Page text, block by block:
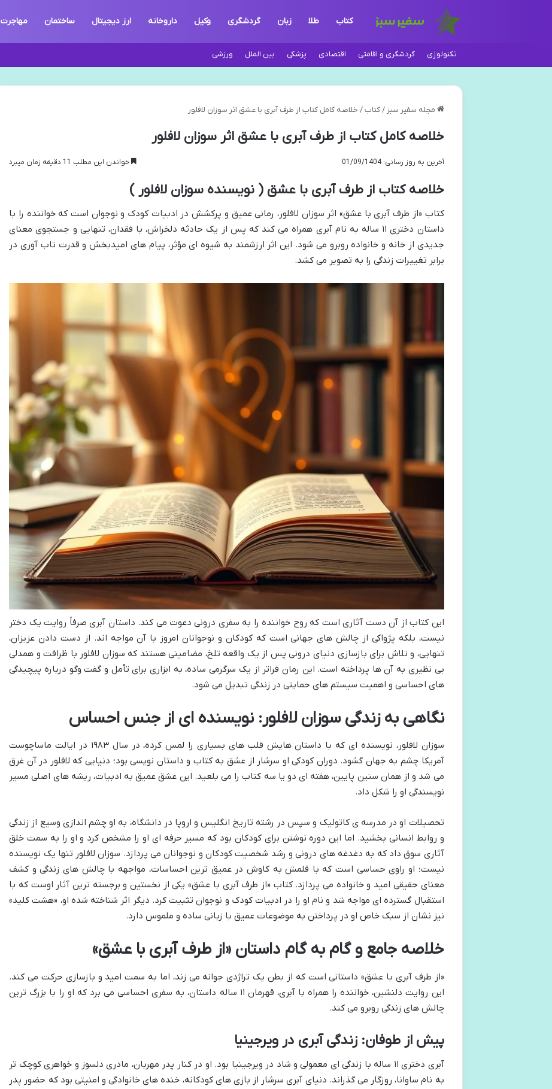
کتاب طلا زبان گردشگری وکیل داروخانه ارز دیجیتال ساختمان مهاجرت
تکنولوژی گردشگری و اقامتی اقتصادی پزشکی بین الملل ورزشی
مجله سفیر سبز / کتاب / خلاصه کامل کتاب از طرف آبری با عشق اثر سوزان لافلور
خلاصه کامل کتاب از طرف آبری با عشق اثر سوزان لافلور
آخرین به روز رسانی: 01/09/1404 خواندن این مطلب 11 دقیقه زمان میبرد
خلاصه کتاب از طرف آبری با عشق ( نویسنده سوزان لافلور )
کتاب «از طرف آبری با عشق» اثر سوزان لافلور، رمانی عمیق و پرکشش در ادبیات کودک و نوجوان است که خواننده را با
داستان دختری ۱۱ ساله به نام آبری همراه می کند که پس از یک حادثه دلخراش، با فقدان، تنهایی و جستجوی معنای
جدیدی از خانه و خانواده روبرو می شود. این اثر ارزشمند به شیوه ای مؤثر، پیام های امیدبخش و قدرت تاب آوری در
برابر تغییرات زندگی را به تصویر می کشد.
این کتاب از آن دست آثاری است که روح خواننده را به سفری درونی دعوت می کند. داستان آبری صرفاً روایت یک دختر
نیست، بلکه پژواکی از چالش های جهانی است که کودکان و نوجوانان امروز با آن مواجه اند. از دست دادن عزیزان،
تنهایی، و تلاش برای بازسازی دنیای درونی پس از یک واقعه تلخ، مضامینی هستند که سوزان لافلور با ظرافت و همدلی
بی نظیری به آن ها پرداخته است. این رمان فراتر از یک سرگرمی ساده، به ابزاری برای تأمل و گفت وگو درباره پیچیدگی
های احساسی و اهمیت سیستم های حمایتی در زندگی تبدیل می شود.
نگاهی به زندگی سوزان لافلور: نویسنده ای از جنس احساس
سوزان لافلور، نویسنده ای که با داستان هایش قلب های بسیاری را لمس کرده، در سال ۱۹۸۳ در ایالت ماساچوست
آمریکا چشم به جهان گشود. دوران کودکی او سرشار از عشق به کتاب و داستان نویسی بود؛ دنیایی که لافلور در آن غرق
می شد و از همان سنین پایین، هفته ای دو یا سه کتاب را می بلعید. این عشق عمیق به ادبیات، ریشه های اصلی مسیر
نویسندگی او را شکل داد.
تحصیلات او در مدرسه ی کاتولیک و سپس در رشته تاریخ انگلیس و اروپا در دانشگاه، به او چشم اندازی وسیع از زندگی
و روابط انسانی بخشید. اما این دوره نوشتن برای کودکان بود که مسیر حرفه ای او را مشخص کرد و او را به سمت خلق
آثاری سوق داد که به دغدغه های درونی و رشد شخصیت کودکان و نوجوانان می پردازد. سوزان لافلور تنها یک نویسنده
نیست؛ او راوی حساسی است که با قلمش به کاوش در عمیق ترین احساسات، مواجهه با چالش های زندگی و کشف
معنای حقیقی امید و خانواده می پردازد. کتاب «از طرف آبری با عشق» یکی از نخستین و برجسته ترین آثار اوست که با
استقبال گسترده ای مواجه شد و نام او را در ادبیات کودک و نوجوان تثبیت کرد. دیگر اثر شناخته شده او، «هشت کلید»
نیز نشان از سبک خاص او در پرداختن به موضوعات عمیق با زبانی ساده و ملموس دارد.
خلاصه جامع و گام به گام داستان «از طرف آبری با عشق»
«از طرف آبری با عشق» داستانی است که از بطن یک تراژدی جوانه می زند، اما به سمت امید و بازسازی حرکت می کند.
این روایت دلنشین، خواننده را همراه با آبری، قهرمان ۱۱ ساله داستان، به سفری احساسی می برد که او را با بزرگ ترین
چالش های زندگی روبرو می کند.
پیش از طوفان: زندگی آبری در ویرجینیا
آبری دختری ۱۱ ساله با زندگی ای معمولی و شاد در ویرجینیا بود. او در کنار پدر مهربان، مادری دلسوز و خواهری کوچک تر
به نام ساوانا، روزگار می گذراند. دنیای آبری سرشار از بازی های کودکانه، خنده های خانوادگی و امنیتی بود که حضور پدر